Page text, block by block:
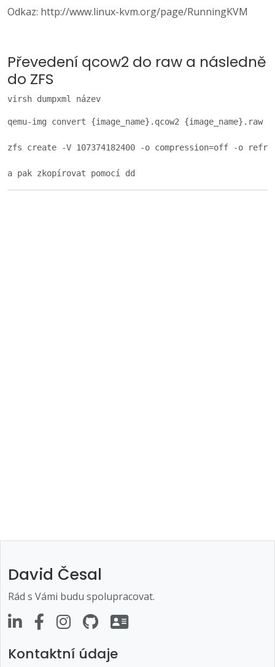
Odkaz: http://www.linux-kvm.org/page/RunningKVM
Převedení qcow2 do raw a následně
do ZFS
virsh dumpxml název
qemu-img convert {image_name}.qcow2 {image_name}.raw
zfs create -V 107374182400 -o compression=off -o
a pak zkopírovat pomocí dd
David Česal
Rád s Vámi budu spolupracovat.
Kontaktní údaje